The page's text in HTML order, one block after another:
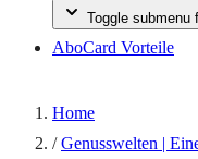
Toggle submenu
AboCard Vorteile
Home
/ Genusswelten |